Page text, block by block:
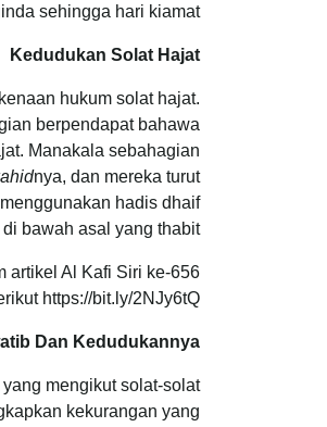
sehingga hari kiamat.
Kedudukan Solat Hajat
hukum solat hajat.
berpendapat bahawa
Manakala sebahagian
nya, dan mereka turut
hadis dhaif
bawah asal yang thabit.
artikel Al Kafi Siri ke-656
https://bit.ly/2NJy6tQ
Dan Kedudukannya
mengikut solat-solat
kekurangan yang